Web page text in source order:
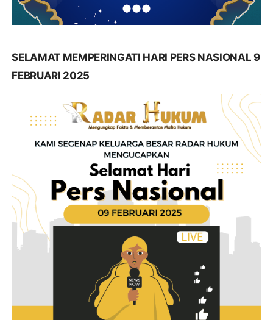
SELAMAT MEMPERINGATI HARI PERS NASIONAL 9
FEBRUARI 2025